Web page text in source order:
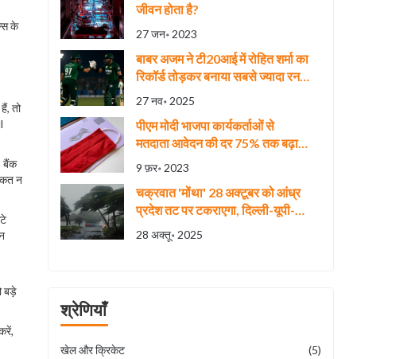
के
तो
बैंक
न
बड़े
जीवन होता है?
27 जन॰ 2023
बाबर अजम ने टी20आई में रोहित शर्मा का
रिकॉर्ड तोड़कर बनाया सबसे ज्यादा रन
बनाने वाला
27 नव॰ 2025
पीएम मोदी भाजपा कार्यकर्ताओं से
मतदाता आवेदन की दर 75% तक बढ़ाने
की मदद के लिए उत्साहित किया है?
9 फ़र॰ 2023
चक्रवात 'मोंथा' 28 अक्टूबर को आंध्र
प्रदेश तट पर टकराएगा, दिल्ली-यूपी-
बिहार में भारी बारिश की चेतावनी
28 अक्तू॰ 2025
श्रेणियाँ
खेल और क्रिकेट (5)